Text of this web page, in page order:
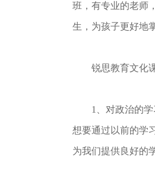
班，有专业的老师
生，为孩子更好地
锐思教育文化课
1、对政治的学习
想要通过以前的学
为我们提供良好的